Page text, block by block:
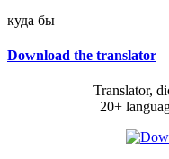
куда бы
Download the translator
Translator,
20+